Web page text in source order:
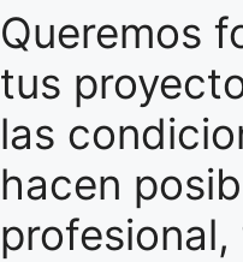
Queremos
tus
las
hacen